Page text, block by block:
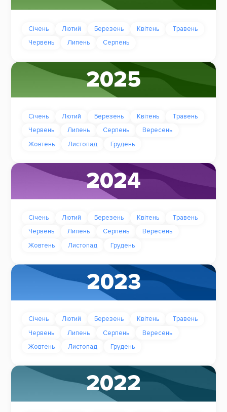
Січень Лютий Березень Квітень
Травень
Червень
Липень Серпень
2025
Січень Лютий Березень Квітень
Травень
Червень
Липень Серпень
Вересень
Жовтень
Листопад Грудень
2024
Січень Лютий Березень Квітень
Травень
Червень
Липень Серпень
Вересень
Жовтень
Листопад Грудень
2023
Січень Лютий Березень Квітень
Травень
Червень
Липень Серпень
Вересень
Жовтень
Листопад Грудень
2022